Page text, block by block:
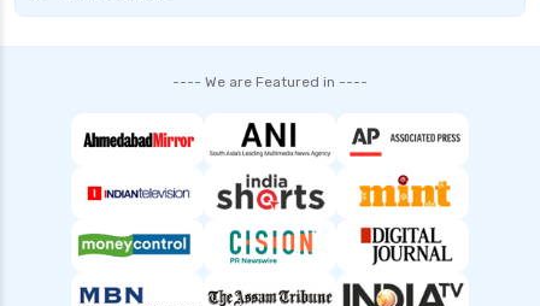
sbi personal loan interest rates
tata capital personal loan interest rate
top 10 Personal loan apps
what is a personal loan
---- We are Featured in ----